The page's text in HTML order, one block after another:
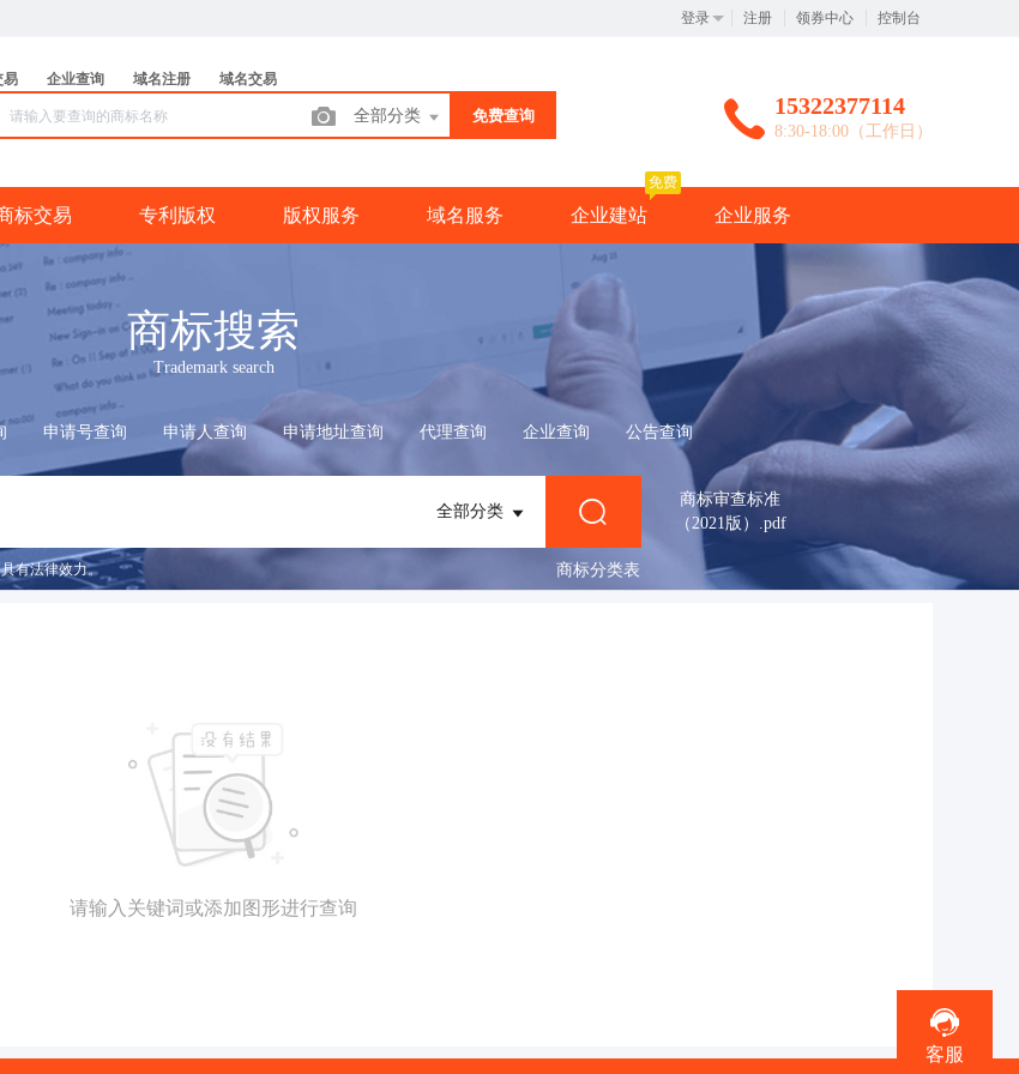
登录 注册 领券中心 控制台
易 企业查询 域名注册 域名交易
全部分类 免费查询 15322377114
8:30-18:00（工作日）
标交易 专利版权 版权服务 域名服务 企业建站
免费
企业服务
商标搜索
Trademark search
申请号查询 申请人查询 申请地址查询 代理查询 企业查询 公告查询
全部分类
商标审查标准
（2021版）.pdf
有法律效力。 商标分类表
请输入关键词或添加图形进行查询
客服